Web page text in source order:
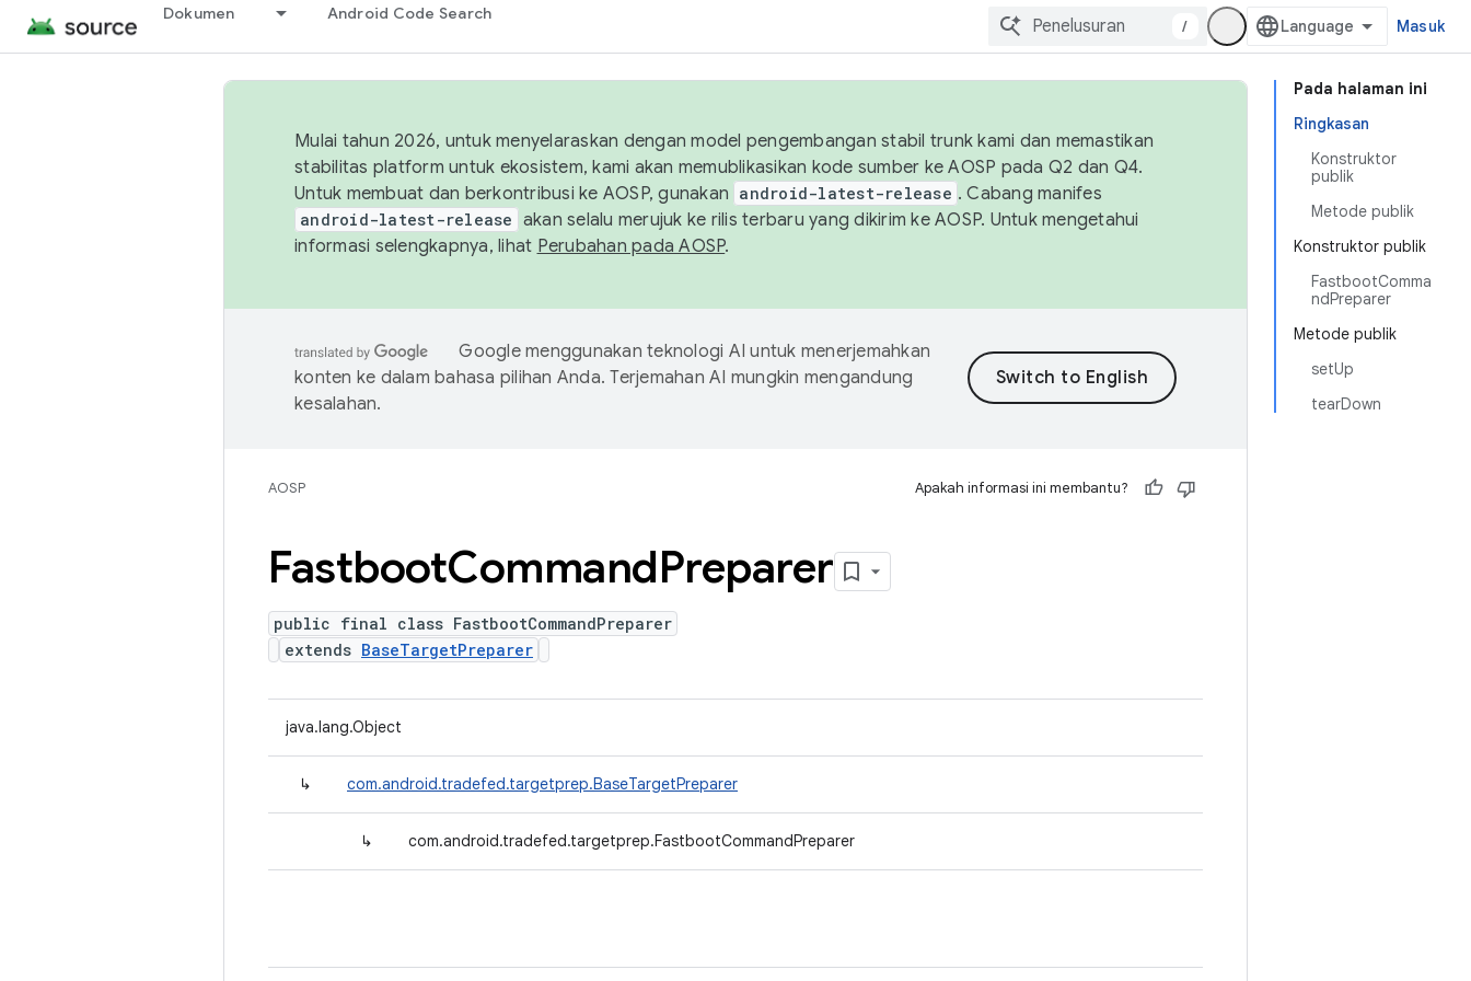
Dokumen Android Code Search
/ Masuk
Pada halaman ini
Ringkasan
Konstruktor
publik
Metode publik
Konstruktor publik
FastbootComma
ndPreparer
Metode publik
setUp
tearDown
Mulai tahun 2026, untuk menyelaraskan dengan model pengembangan stabil trunk kami dan memastikan
stabilitas platform untuk ekosistem, kami akan memublikasikan kode sumber ke AOSP pada Q2 dan Q4.
Untuk membuat dan berkontribusi ke AOSP, gunakan android-latest-release . Cabang manifes
android-latest-release akan selalu merujuk ke rilis terbaru yang dikirim ke AOSP. Untuk mengetahui
informasi selengkapnya, lihat Perubahan pada AOSP.
Google menggunakan teknologi AI untuk menerjemahkan
konten ke dalam bahasa pilihan Anda. Terjemahan AI mungkin mengandung
kesalahan.
AOSP Apakah informasi ini membantu?
FastbootCommandPreparer
public final class FastbootCommandPreparer
extends BaseTargetPreparer
java.lang.Object
↳ com.android.tradefed.targetprep.BaseTargetPreparer
↳ com.android.tradefed.targetprep.FastbootCommandPreparer